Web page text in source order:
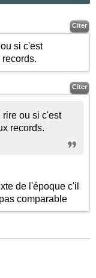
Citer
si c'est
Citer
records.
de l'époque c'il
comparable